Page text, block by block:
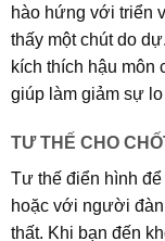
hào hứng với triển
thấy một chút do
kích thích hậu môn
giúp làm giảm sự lo
TƯ THẾ CHO
Tư thế điển hình
hoặc với người
thất. Khi bạn đến